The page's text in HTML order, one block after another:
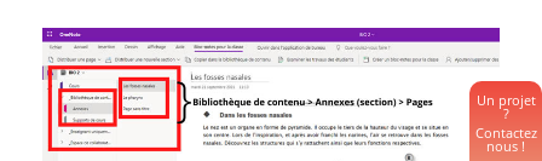
Un projet
?
Contactez
nous !